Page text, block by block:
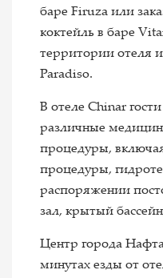
баре Firuza или
коктейль в баре
территории отеля
Paradiso.
В отеле Chinar
различные
процедуры,
процедуры,
распоряжении
зал, крытый
Центр города
минутах езды от